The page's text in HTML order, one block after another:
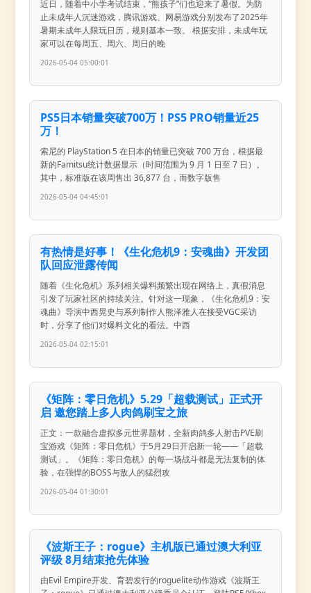
近日，随着中小学考试结束，“熊孩子”们也迎来了暑假。为防
止未成年人沉迷游戏，腾讯游戏、网易游戏分别发布了2025年
暑期未成年人限玩日历，规则基本一致。 根据安排，未成年玩
家可以在每周五、周六、周日的晚
2026-05-04 05:00:01
PS5日本销量突破700万！PS5 PRO销量近25
万！
索尼的 PlayStation 5 在日本的销量已突破 700 万台，根据最
新的Famitsu统计数据显示（时间范围为 9 月 1 日至 7 日）。
其中，标准版在该周售出 36,877 台，而数字版售
2026-05-04 04:45:01
有热情是好事！《生化危机9：安魂曲》开发团
队回应泄露传闻
随着《生化危机》系列相关爆料频繁出现在网络上，真假消息
引发了玩家社区的持续关注。针对这一现象，《生化危机9：安
魂曲》导演中西晃史与系列制作人熊泽雅人在接受VGC采访
时，分享了他们对爆料文化的看法。中西
2026-05-04 02:15:01
《矩阵：零日危机》5.29「超载测试」正式开
启 邀您踏上多人肉鸽刷宝之旅
正文：一款融合虚拟多元世界题材，全新肉鸽多人射击PVE刷
宝游戏《矩阵：零日危机》于5月29日开启新一轮——「超载
测试」。《矩阵：零日危机》的每一场战斗都是无法复制的体
验，在强悍的BOSS与敌人的猛烈攻
2026-05-04 01:30:01
《波斯王子：rogue》主机版已通过澳大利亚
评级 8月结束抢先体验
由Evil Empire开发、育碧发行的roguelite动作游戏《波斯王